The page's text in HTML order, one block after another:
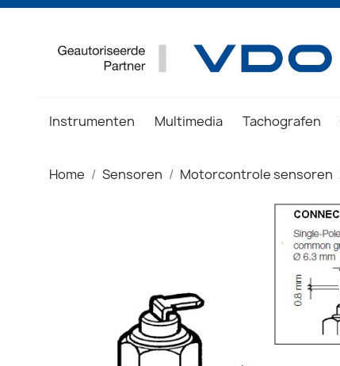
Instrumenten Multimedia Tachografen
Home Sensoren Motorcontrole sensoren